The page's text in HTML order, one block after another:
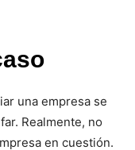
una empresa se
Realmente, no
en cuestión.